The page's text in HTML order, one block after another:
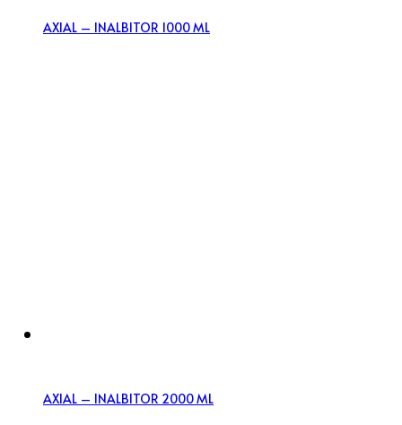
AXIAL – INALBITOR 1000 ML
AXIAL – INALBITOR 2000 ML